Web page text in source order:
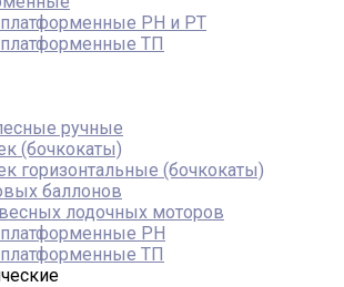
PH и PT
ТП
ручные
(бочкокаты)
горизонтальные (бочкокаты)
баллонов
лодочных моторов
PH
ТП